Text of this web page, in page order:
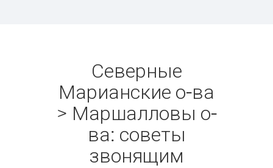
Северные
Марианские о-ва
> Маршалловы о-
ва: советы
звонящим